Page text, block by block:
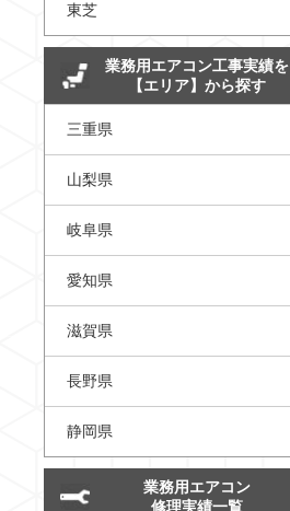
東芝
業務用エアコン工事実績を
【エリア】から探す
三重県
山梨県
岐阜県
愛知県
滋賀県
長野県
静岡県
業務用エアコン
修理実績一覧